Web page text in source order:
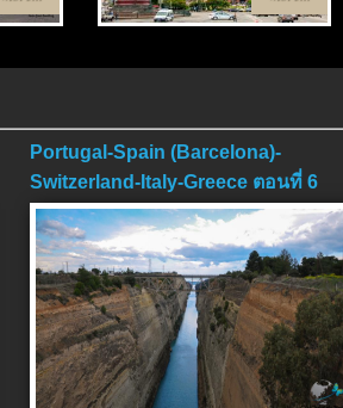
Portugal-Spain (Barcelona)-
Switzerland-Italy-Greece ตอนที่ 6
ตอนจบ